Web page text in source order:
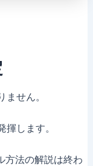
せん。
します。
法の解説は終わ